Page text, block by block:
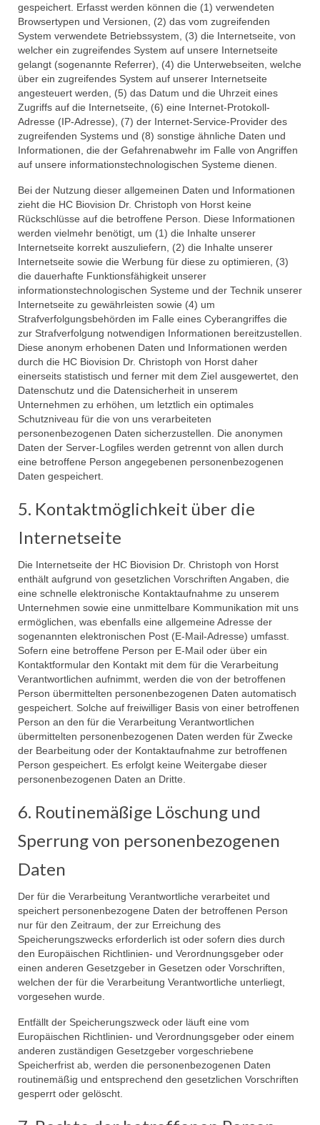
gespeichert. Erfasst werden können die (1) verwendeten
Browsertypen und Versionen, (2) das vom zugreifenden
System verwendete Betriebssystem, (3) die Internetseite, von
welcher ein zugreifendes System auf unsere Internetseite
gelangt (sogenannte Referrer), (4) die Unterwebseiten, welche
über ein zugreifendes System auf unserer Internetseite
angesteuert werden, (5) das Datum und die Uhrzeit eines
Zugriffs auf die Internetseite, (6) eine Internet-Protokoll-
Adresse (IP-Adresse), (7) der Internet-Service-Provider des
zugreifenden Systems und (8) sonstige ähnliche Daten und
Informationen, die der Gefahrenabwehr im Falle von Angriffen
auf unsere informationstechnologischen Systeme dienen.
Bei der Nutzung dieser allgemeinen Daten und Informationen
zieht die HC Biovision Dr. Christoph von Horst keine
Rückschlüsse auf die betroffene Person. Diese Informationen
werden vielmehr benötigt, um (1) die Inhalte unserer
Internetseite korrekt auszuliefern, (2) die Inhalte unserer
Internetseite sowie die Werbung für diese zu optimieren, (3)
die dauerhafte Funktionsfähigkeit unserer
informationstechnologischen Systeme und der Technik unserer
Internetseite zu gewährleisten sowie (4) um
Strafverfolgungsbehörden im Falle eines Cyberangriffes die
zur Strafverfolgung notwendigen Informationen bereitzustellen.
Diese anonym erhobenen Daten und Informationen werden
durch die HC Biovision Dr. Christoph von Horst daher
einerseits statistisch und ferner mit dem Ziel ausgewertet, den
Datenschutz und die Datensicherheit in unserem
Unternehmen zu erhöhen, um letztlich ein optimales
Schutzniveau für die von uns verarbeiteten
personenbezogenen Daten sicherzustellen. Die anonymen
Daten der Server-Logfiles werden getrennt von allen durch
eine betroffene Person angegebenen personenbezogenen
Daten gespeichert.
5. Kontaktmöglichkeit über die
Internetseite
Die Internetseite der HC Biovision Dr. Christoph von Horst
enthält aufgrund von gesetzlichen Vorschriften Angaben, die
eine schnelle elektronische Kontaktaufnahme zu unserem
Unternehmen sowie eine unmittelbare Kommunikation mit uns
ermöglichen, was ebenfalls eine allgemeine Adresse der
sogenannten elektronischen Post (E-Mail-Adresse) umfasst.
Sofern eine betroffene Person per E-Mail oder über ein
Kontaktformular den Kontakt mit dem für die Verarbeitung
Verantwortlichen aufnimmt, werden die von der betroffenen
Person übermittelten personenbezogenen Daten automatisch
gespeichert. Solche auf freiwilliger Basis von einer betroffenen
Person an den für die Verarbeitung Verantwortlichen
übermittelten personenbezogenen Daten werden für Zwecke
der Bearbeitung oder der Kontaktaufnahme zur betroffenen
Person gespeichert. Es erfolgt keine Weitergabe dieser
personenbezogenen Daten an Dritte.
6. Routinemäßige Löschung und
Sperrung von personenbezogenen
Daten
Der für die Verarbeitung Verantwortliche verarbeitet und
speichert personenbezogene Daten der betroffenen Person
nur für den Zeitraum, der zur Erreichung des
Speicherungszwecks erforderlich ist oder sofern dies durch
den Europäischen Richtlinien- und Verordnungsgeber oder
einen anderen Gesetzgeber in Gesetzen oder Vorschriften,
welchen der für die Verarbeitung Verantwortliche unterliegt,
vorgesehen wurde.
Entfällt der Speicherungszweck oder läuft eine vom
Europäischen Richtlinien- und Verordnungsgeber oder einem
anderen zuständigen Gesetzgeber vorgeschriebene
Speicherfrist ab, werden die personenbezogenen Daten
routinemäßig und entsprechend den gesetzlichen Vorschriften
gesperrt oder gelöscht.